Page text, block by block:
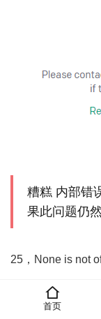
糟糕 内部错
果此问题仍
25，None is not
这个是在输入验
首页